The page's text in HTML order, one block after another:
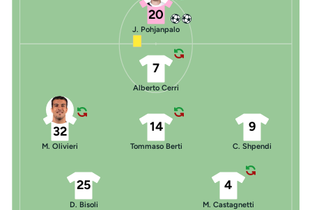
20
J. Pohjanpalo
25
D. Bisoli
4
M. Castagnetti
32
M. Olivieri
14
Tommaso Berti
9
C. Shpendi
7
Alberto Cerri